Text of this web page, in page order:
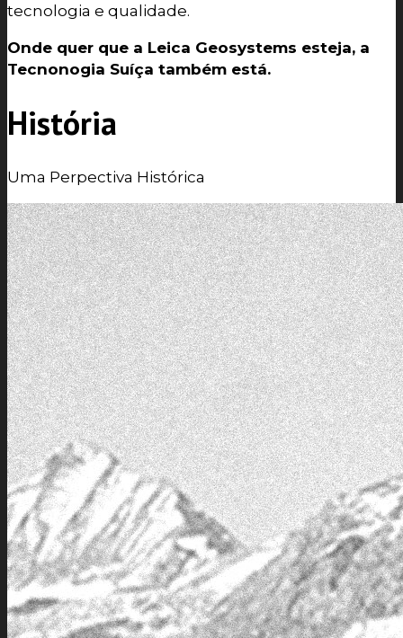
tecnologia e qualidade.
Onde quer que a Leica Geosystems esteja, a
Tecnonogia Suíça também está.
História
Uma Perpectiva Histórica